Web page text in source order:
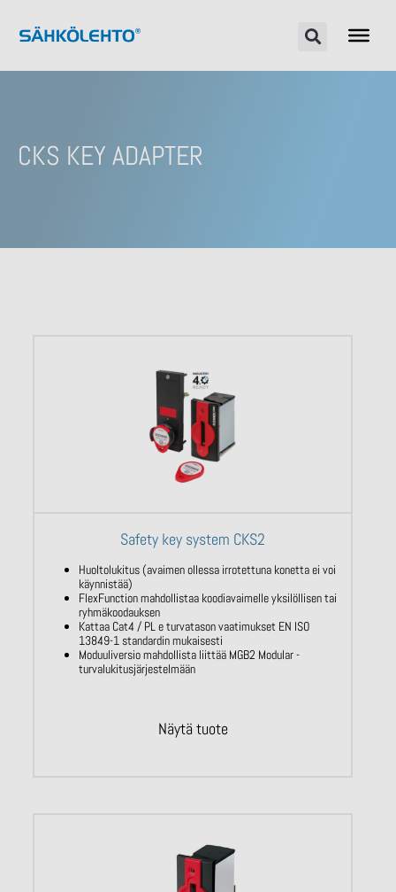
CKS KEY ADAPTER
Safety key system CKS2
Huoltolukitus (avaimen ollessa irrotettuna konetta ei voi
käynnistää)
FlexFunction mahdollistaa koodiavaimelle yksilöllisen tai
ryhmäkoodauksen
Kattaa Cat4 / PL e turvatason vaatimukset EN ISO
13849-1 standardin mukaisesti
Moduuliversio mahdollista liittää MGB2 Modular -
turvalukitusjärjestelmään
Näytä tuote